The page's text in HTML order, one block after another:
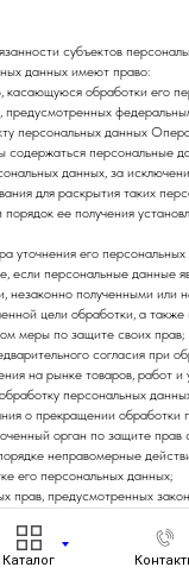
субъектов
данных имеют право:
обработки его
предусмотренных
персональных данных
содержаться персональные
данных, за
для раскрытия таких
ее получения
уточнения его
если персональные данные
незаконно полученными или
цели обработки, а также
меры по защите своих прав;
согласия при
на рынке товаров, работ и
персональных
о прекращении обработки
орган по защите прав
неправомерные
его персональных данных;
прав, предусмотренных
достоверные данные о
уточнении (обновлении,
Каталог